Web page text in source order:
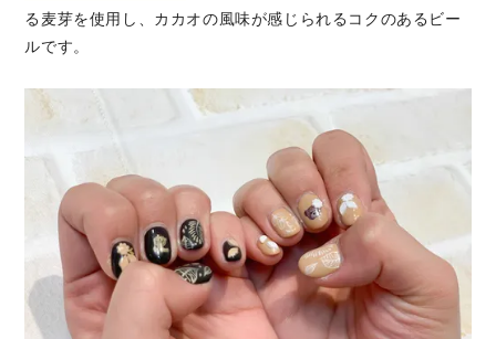
る麦芽を使用し、カカオの風味が感じられるコクのあるビー
ルです。